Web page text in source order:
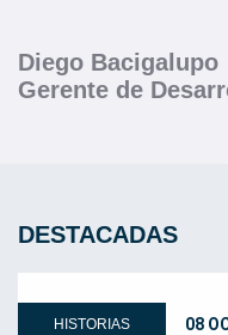
Diego Bacigalupo
Gerente de
DESTACADAS
HISTORIAS 08